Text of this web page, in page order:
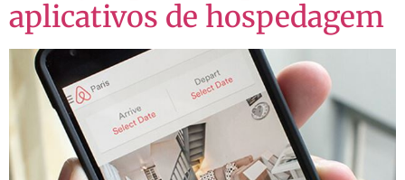
aplicativos de hospedagem